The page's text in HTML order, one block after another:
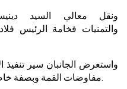
ونقل معالي السيد
والتمنيات فخامة الرئيس
واستعرض الجانبان سير تنفيذ
مفاوضات القمة وبصفة خاصة في المجال الاقتصادي والتجاري.